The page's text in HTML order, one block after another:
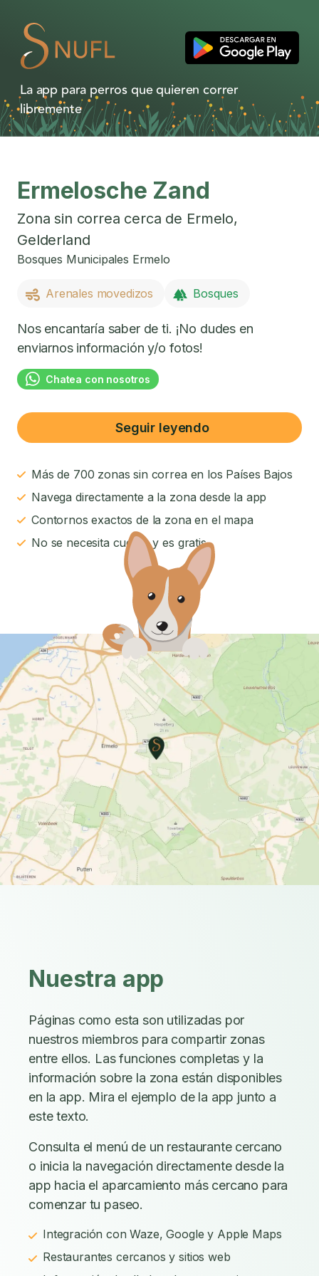
La app para perros que quieren correr
libremente
Ermelosche Zand
Zona sin correa cerca de Ermelo,
Gelderland
Bosques Municipales Ermelo
Arenales movedizos Bosques
Nos encantaría saber de ti. ¡No dudes en
enviarnos información y/o fotos!
Chatea con nosotros
Seguir leyendo
Más de 700 zonas sin correa en los Países Bajos
Navega directamente a la zona desde la app
Contornos exactos de la zona en el mapa
No se necesita cuenta y es gratis
Nuestra app
Páginas como esta son utilizadas por
nuestros miembros para compartir zonas
entre ellos. Las funciones completas y la
información sobre la zona están disponibles
en la app. Mira el ejemplo de la app junto a
este texto.
Consulta el menú de un restaurante cercano
o inicia la navegación directamente desde la
app hacia el aparcamiento más cercano para
comenzar tu paseo.
Integración con Waze, Google y Apple Maps
Restaurantes cercanos y sitios web